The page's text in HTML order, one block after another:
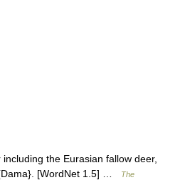
the Eurasian fallow deer,
[WordNet 1.5] …
The